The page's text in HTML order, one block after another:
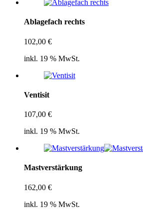
Ablagefach rechts
102,00 €
inkl. 19 % MwSt.
Ventisit
107,00 €
inkl. 19 % MwSt.
Mastverstärkung
162,00 €
inkl. 19 % MwSt.